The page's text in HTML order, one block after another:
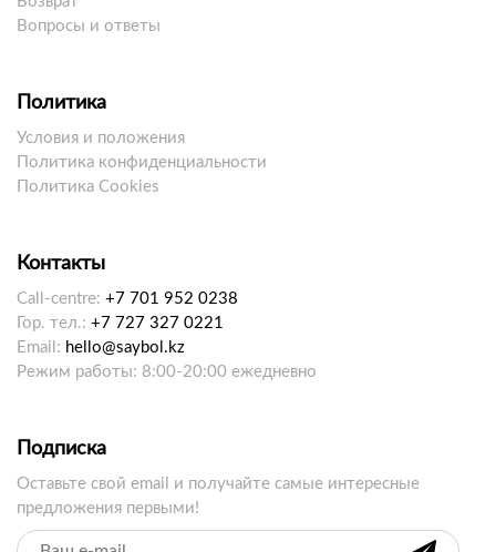
Вопросы и ответы
Политика
Условия и положения
Политика конфиденциальности
Политика Cookies
Контакты
Call-centre: +7 701 952 0238
Гор. тел.: +7 727 327 0221
Email: hello@saybol.kz
Режим работы: 8:00-20:00 ежедневно
Подписка
Оставьте свой email и получайте самые интересные
предложения первыми!